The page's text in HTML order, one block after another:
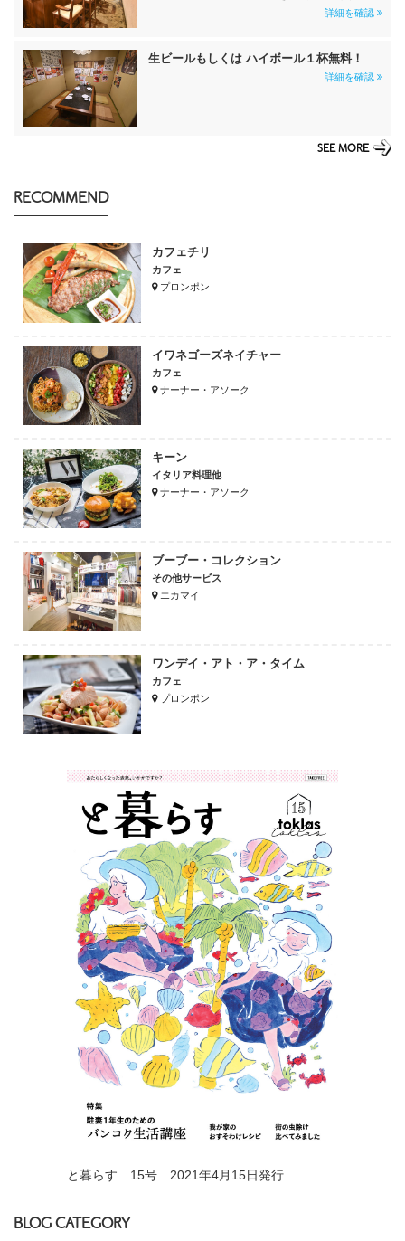
詳細を確認
生ビールもしくは ハイボール１杯無料！
詳細を確認
SEE MORE
RECOMMEND
カフェチリ
カフェ
プロンポン
イワネゴーズネイチャー
カフェ
ナーナー・アソーク
キーン
イタリア料理他
ナーナー・アソーク
ブーブー・コレクション
その他サービス
エカマイ
ワンデイ・アト・ア・タイム
カフェ
プロンポン
と暮らす 15号 2021年4月15日発行
BLOG CATEGORY